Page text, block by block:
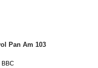
Pan Am 103